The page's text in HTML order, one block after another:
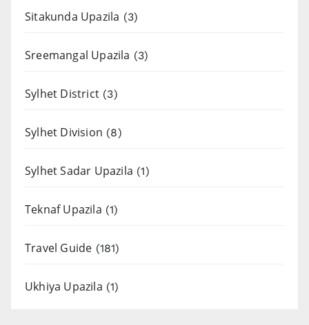
Sitakunda Upazila (3)
Sreemangal Upazila (3)
Sylhet District (3)
Sylhet Division (8)
Sylhet Sadar Upazila (1)
Teknaf Upazila (1)
Travel Guide (181)
Ukhiya Upazila (1)